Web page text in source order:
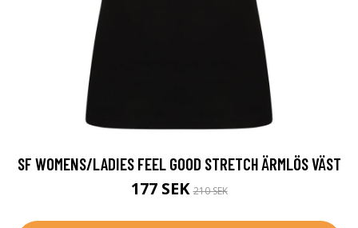
SF WOMENS/LADIES FEEL GOOD STRETCH ÄRMLÖS VÄST
177 SEK210 SEK